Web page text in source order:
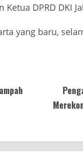
DPRD DKI
yang baru,